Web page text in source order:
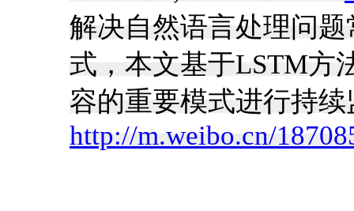
解决自然语言处理问
式，本文基于LSTM方
容的重要模式进行持
http://m.weibo.cn/